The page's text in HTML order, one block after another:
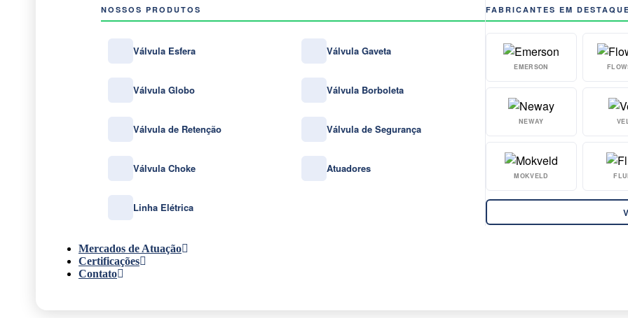
NOSSOS PRODUTOS
Válvula Esfera Válvula Gaveta
Válvula Globo Válvula Borboleta
Válvula de Retenção Válvula de Segurança
Válvula Choke Atuadores
Linha Elétrica
FABRICANTES EM
EMERSON
NEWAY
MOKVELD
Mercados de Atuação
Certificações
Contato